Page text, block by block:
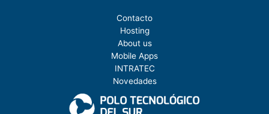
Contacto
Hosting
About us
Mobile Apps
INTRATEC
Novedades